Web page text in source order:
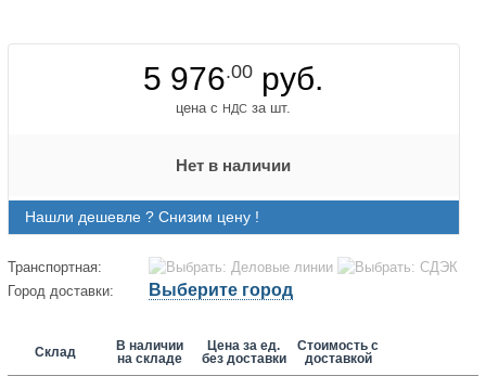
5 976.00 руб.
цена с НДС за шт.
Нет в наличии
Нашли дешевле ? Снизим цену !
Транспортная:
Город доставки:
Выберите город
Склад
В наличии
на складе
Цена за ед.
без доставки
Стоимость с
доставкой